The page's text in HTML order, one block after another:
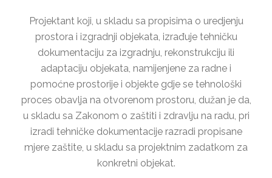
Projektant koji, u skladu sa propisima o uredjenju
prostora i izgradnji objekata, izrađuje tehničku
dokumentaciju za izgradnju, rekonstrukciju ili
adaptaciju objekata, namijenjene za radne i
pomoćne prostorije i objekte gdje se tehnološki
proces obavlja na otvorenom prostoru, dužan je da,
u skladu sa Zakonom o zaštiti i zdravlju na radu, pri
izradi tehničke dokumentacije razradi propisane
mjere zaštite, u skladu sa projektnim zadatkom za
konkretni objekat.